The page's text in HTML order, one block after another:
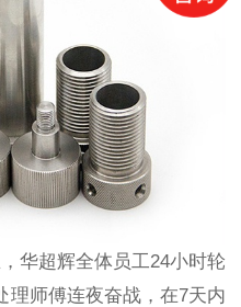
华超辉全体员工24小时轮
理师傅连夜奋战，在7天内